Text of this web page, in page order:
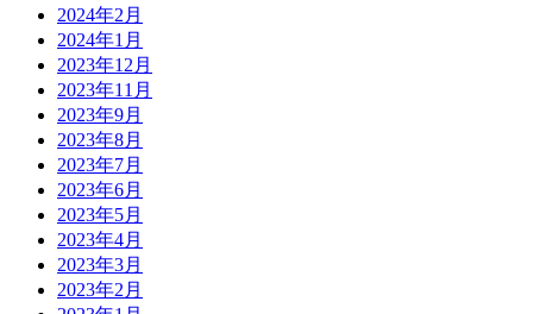
2024年2月
2024年1月
2023年12月
2023年11月
2023年9月
2023年8月
2023年7月
2023年6月
2023年5月
2023年4月
2023年3月
2023年2月